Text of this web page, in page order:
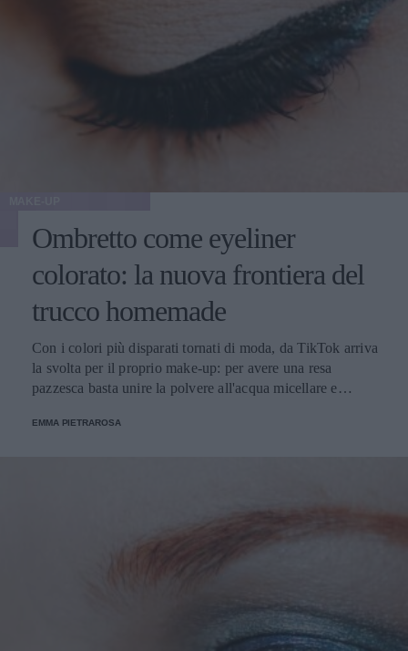
Ombretto come eyeliner
colorato: la nuova frontiera del
trucco homemade
Con i colori più disparati tornati di moda, da TikTok arriva
la svolta per il proprio make-up: per avere una resa
pazzesca basta unire la polvere all'acqua micellare e
EMMA PIETRAROSA